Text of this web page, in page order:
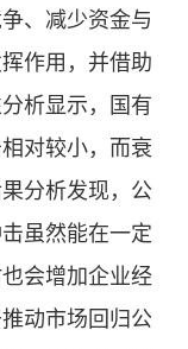
、减少资金与
作用，并借助
析显示，国有
对较小，而衰
分析发现，公
虽然能在一定
会增加企业经
动市场回归公